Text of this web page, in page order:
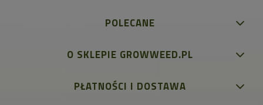
POLECANE
O SKLEPIE GROWWEED.PL
PŁATNOŚCI I DOSTAWA